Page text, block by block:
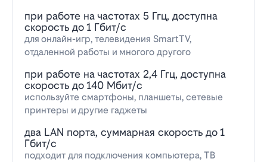
при работе на частотах 5 Ггц, доступна
скорость до 1 Гбит/с
для онлайн-игр, телевидения SmartTV,
отдаленной работы и многого другого
при работе на частотах 2,4 Ггц, доступна
скорость до 140 Мбит/с
используйте смартфоны, планшеты, сетевые
принтеры и другие гаджеты
два LAN порта, суммарная скорость до 1
Гбит/с
подходит для подключения компьютера, ТВ